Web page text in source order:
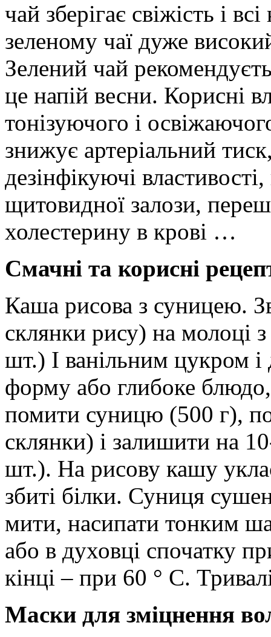
чай зберігає свіжість і
зеленому чаї дуже
Зелений чай
це напій весни. Корисні
тонізуючого і
знижує артеріальний
дезінфікуючі
щитовидної залози,
холестерину в крові …
Смачні та корисні
Каша рисова з суницею.
склянки рису) на молоці
шт.) І ванільним цукром
форму або глибоке
помити суницю (500 г),
склянки) і залишити на
шт.). На рисову кашу
збиті білки. Суниця
мити, насипати тонким
або в духовці спочатку
кінці – при 60 ° C.
Маски для зміцнення